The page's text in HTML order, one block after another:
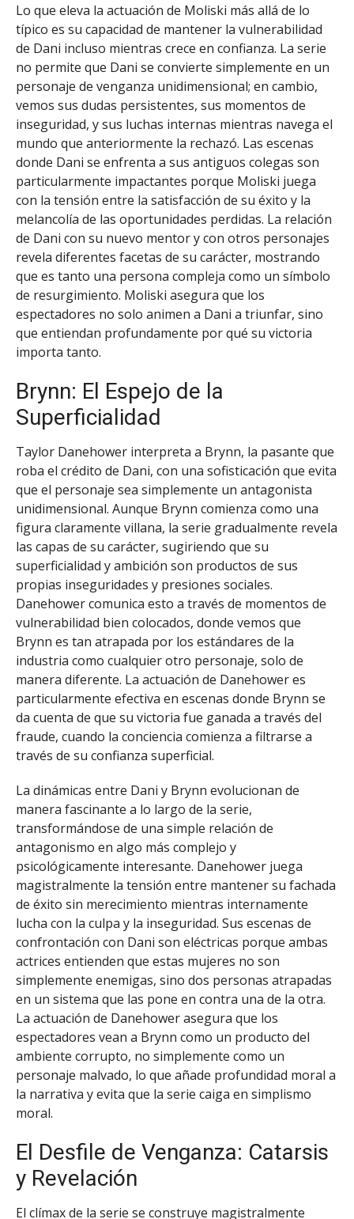
Lo que eleva la actuación de Moliski más allá de lo
típico es su capacidad de mantener la vulnerabilidad
de Dani incluso mientras crece en confianza. La serie
no permite que Dani se convierte simplemente en un
personaje de venganza unidimensional; en cambio,
vemos sus dudas persistentes, sus momentos de
inseguridad, y sus luchas internas mientras navega el
mundo que anteriormente la rechazó. Las escenas
donde Dani se enfrenta a sus antiguos colegas son
particularmente impactantes porque Moliski juega
con la tensión entre la satisfacción de su éxito y la
melancolía de las oportunidades perdidas. La relación
de Dani con su nuevo mentor y con otros personajes
revela diferentes facetas de su carácter, mostrando
que es tanto una persona compleja como un símbolo
de resurgimiento. Moliski asegura que los
espectadores no solo animen a Dani a triunfar, sino
que entiendan profundamente por qué su victoria
importa tanto.
Brynn: El Espejo de la
Superficialidad
Taylor Danehower interpreta a Brynn, la pasante que
roba el crédito de Dani, con una sofisticación que evita
que el personaje sea simplemente un antagonista
unidimensional. Aunque Brynn comienza como una
figura claramente villana, la serie gradualmente revela
las capas de su carácter, sugiriendo que su
superficialidad y ambición son productos de sus
propias inseguridades y presiones sociales.
Danehower comunica esto a través de momentos de
vulnerabilidad bien colocados, donde vemos que
Brynn es tan atrapada por los estándares de la
industria como cualquier otro personaje, solo de
manera diferente. La actuación de Danehower es
particularmente efectiva en escenas donde Brynn se
da cuenta de que su victoria fue ganada a través del
fraude, cuando la conciencia comienza a filtrarse a
través de su confianza superficial.
La dinámicas entre Dani y Brynn evolucionan de
manera fascinante a lo largo de la serie,
transformándose de una simple relación de
antagonismo en algo más complejo y
psicológicamente interesante. Danehower juega
magistralmente la tensión entre mantener su fachada
de éxito sin merecimiento mientras internamente
lucha con la culpa y la inseguridad. Sus escenas de
confrontación con Dani son eléctricas porque ambas
actrices entienden que estas mujeres no son
simplemente enemigas, sino dos personas atrapadas
en un sistema que las pone en contra una de la otra.
La actuación de Danehower asegura que los
espectadores vean a Brynn como un producto del
ambiente corrupto, no simplemente como un
personaje malvado, lo que añade profundidad moral a
la narrativa y evita que la serie caiga en simplismo
moral.
El Desfile de Venganza: Catarsis
y Revelación
El clímax de la serie se construye magistralmente